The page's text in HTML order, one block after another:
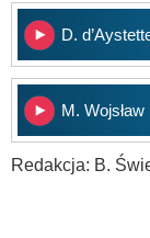
D.
M. Wojsław
Redakcja: B.